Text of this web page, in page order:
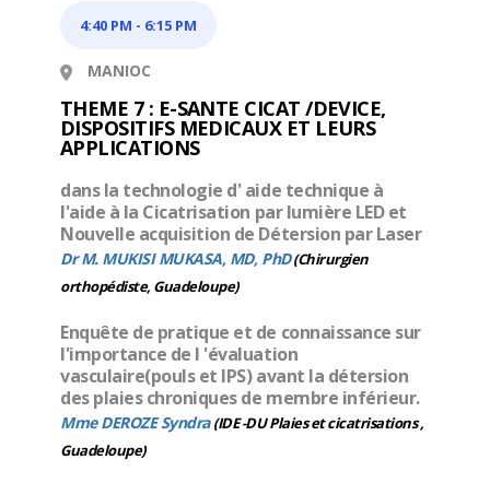
4:40 PM - 6:15 PM
MANIOC
THEME 7 : E-SANTE CICAT /DEVICE,
DISPOSITIFS MEDICAUX ET LEURS
APPLICATIONS
dans la technologie d' aide technique à
l'aide à la Cicatrisation par lumière LED et
Nouvelle acquisition de Détersion par Laser
Dr M. MUKISI MUKASA, MD, PhD(Chirurgien
orthopédiste, Guadeloupe)
Enquête de pratique et de connaissance sur
l'importance de l 'évaluation
vasculaire(pouls et IPS) avant la détersion
des plaies chroniques de membre inférieur.
Mme DEROZE Syndra(IDE -DU Plaies et cicatrisations ,
Guadeloupe)